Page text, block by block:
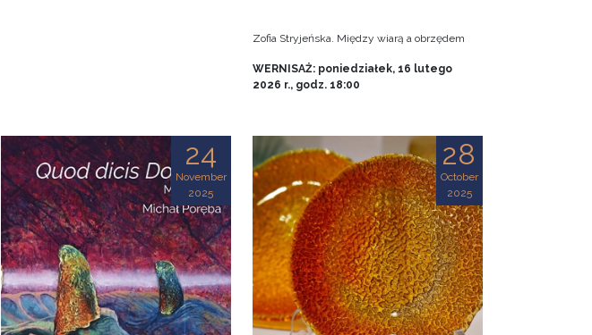
Zofia Stryjeńska. Między wiarą a obrzędem
WERNISAŻ: poniedziałek, 16 lutego
2026 r., godz. 18:00
24
November
2025
28
October
2025